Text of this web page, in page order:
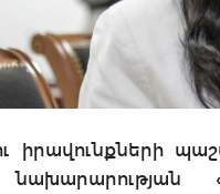
իրավունքների
նախարարության